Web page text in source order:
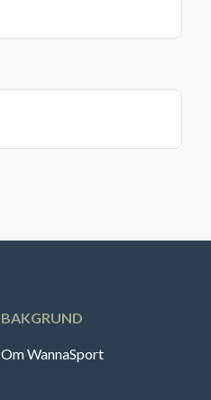
BAKGRUND
Om WannaSport